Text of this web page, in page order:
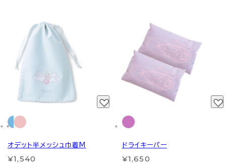
オデット半メッシュ巾着M
¥1,540
ドライキーパー
¥1,650